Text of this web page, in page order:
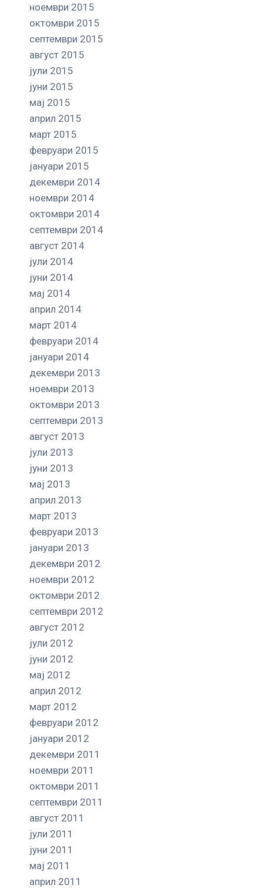
ноември 2015
октомври 2015
септември 2015
август 2015
јули 2015
јуни 2015
мај 2015
април 2015
март 2015
февруари 2015
јануари 2015
декември 2014
ноември 2014
октомври 2014
септември 2014
август 2014
јули 2014
јуни 2014
мај 2014
април 2014
март 2014
февруари 2014
јануари 2014
декември 2013
ноември 2013
октомври 2013
септември 2013
август 2013
јули 2013
јуни 2013
мај 2013
април 2013
март 2013
февруари 2013
јануари 2013
декември 2012
ноември 2012
октомври 2012
септември 2012
август 2012
јули 2012
јуни 2012
мај 2012
април 2012
март 2012
февруари 2012
јануари 2012
декември 2011
ноември 2011
октомври 2011
септември 2011
август 2011
јули 2011
јуни 2011
мај 2011
април 2011